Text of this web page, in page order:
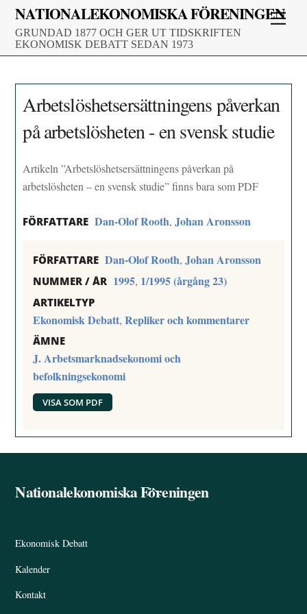
Skip
content
NATIONALEKONOMISKA FÖRENINGEN
GRUNDAD 1877 OCH GER UT TIDSKRIFTEN
EKONOMISK DEBATT SEDAN 1973
Arbetslöshetsersättningens påverkan
på arbetslösheten - en svensk studie
Artikeln ”Arbetslöshetsersättningens påverkan på
arbetslösheten – en svensk studie” finns bara som PDF
FÖRFATTARE Dan-Olof Rooth,Johan Aronsson
FÖRFATTARE Dan-Olof Rooth,Johan Aronsson
NUMMER / ÅR 1995, 1/1995 (årgång 23)
ARTIKELTYP
Ekonomisk Debatt,Repliker och kommentarer
ÄMNE
J. Arbetsmarknadsekonomi och
befolkningsekonomi
VISA SOM PDF
Back
Nationalekonomiska Föreningen
Ekonomisk Debatt
Kalender
Kontakt